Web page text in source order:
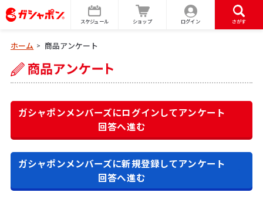
スケジュール ショップ ログイン さがす
ホーム > 商品アンケート
ガシャポンメンバーズにログインしてアンケート
回答へ進む
ガシャポンメンバーズに新規登録してアンケート
回答へ進む